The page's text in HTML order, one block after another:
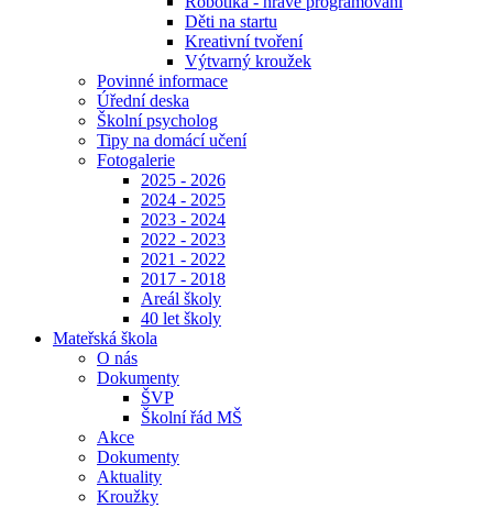
Děti na startu
Kreativní tvoření
Výtvarný kroužek
Povinné informace
Úřední deska
Školní psycholog
Tipy na domácí učení
Fotogalerie
2025 - 2026
2024 - 2025
2023 - 2024
2022 - 2023
2021 - 2022
2017 - 2018
Areál školy
40 let školy
Mateřská škola
O nás
Dokumenty
ŠVP
Školní řád MŠ
Akce
Dokumenty
Aktuality
Kroužky